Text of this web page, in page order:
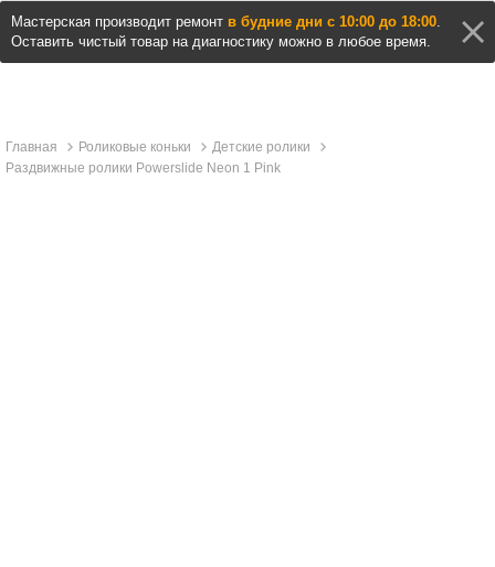
Мастерская производит ремонт в будние дни с 10:00 до 18:00.
Оставить чистый товар на диагностику можно в любое время.
Главная Роликовые коньки
Детские ролики
Раздвижные ролики Powerslide Neon 1 Pink